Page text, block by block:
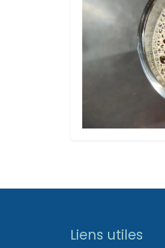
Liens utiles